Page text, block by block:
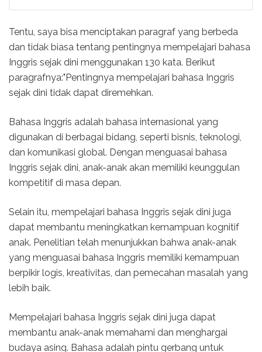
Tentu, saya bisa menciptakan paragraf yang berbeda
dan tidak biasa tentang pentingnya mempelajari bahasa
Inggris sejak dini menggunakan 130 kata. Berikut
paragrafnya:"Pentingnya mempelajari bahasa Inggris
sejak dini tidak dapat diremehkan.
Bahasa Inggris adalah bahasa internasional yang
digunakan di berbagai bidang, seperti bisnis, teknologi,
dan komunikasi global. Dengan menguasai bahasa
Inggris sejak dini, anak-anak akan memiliki keunggulan
kompetitif di masa depan.
Selain itu, mempelajari bahasa Inggris sejak dini juga
dapat membantu meningkatkan kemampuan kognitif
anak. Penelitian telah menunjukkan bahwa anak-anak
yang menguasai bahasa Inggris memiliki kemampuan
berpikir logis, kreativitas, dan pemecahan masalah yang
lebih baik.
Mempelajari bahasa Inggris sejak dini juga dapat
membantu anak-anak memahami dan menghargai
budaya asing. Bahasa adalah pintu gerbang untuk